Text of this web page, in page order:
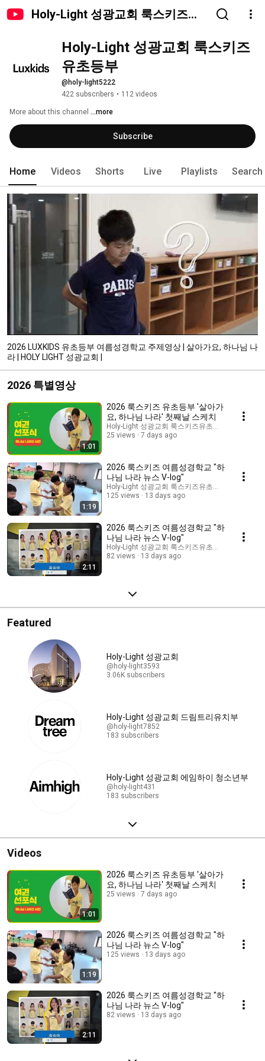
Holy-Light 성광교회 룩스키즈유
Holy-Light 성광교회 룩스키즈
유초등부
@holy-light5222
422 subscribers • 112 videos
More about this channel ...more
Subscribe
Home Videos Shorts Live Playlists Search
2026 LUXKIDS 유초등부 여름성경학교 주제영상 | 살아가요, 하나님 나
라 | HOLY LIGHT 성광교회 |
2026 특별영상
1:01
2026 룩스키즈 유초등부 '살아가
요, 하나님 나라' 첫째날 스케치
Holy-Light 성광교회 룩스키즈유초등부
25 views
7 days ago
1:19
2026 룩스키즈 여름성경학교 "하
나님 나라 뉴스 V-log"
Holy-Light 성광교회 룩스키즈유초등부
125 views
13 days ago
2:11
2026 룩스키즈 여름성경학교 "하
나님 나라 뉴스 V-log"
Holy-Light 성광교회 룩스키즈유초등부
82 views
13 days ago
Featured
Holy-Light 성광교회
@holy-light3593
3.06K subscribers
Holy-Light 성광교회 드림트리유치부
@holy-light7852
183 subscribers
Holy-Light 성광교회 에임하이 청소년부
@holy-light431
183 subscribers
Videos
1:01
2026 룩스키즈 유초등부 '살아가
요, 하나님 나라' 첫째날 스케치
25 views 7 days ago
1:19
2026 룩스키즈 여름성경학교 "하
나님 나라 뉴스 V-log"
125 views 13 days ago
2:11
2026 룩스키즈 여름성경학교 "하
나님 나라 뉴스 V-log"
82 views 13 days ago